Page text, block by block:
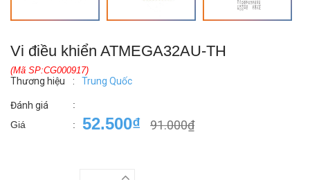
Vi điều khiển ATMEGA32AU-TH
(Mã SP:CG000917)
Thương hiệu : Trung Quốc
Đánh giá
:
Giá
: 52.500₫ 91.000₫